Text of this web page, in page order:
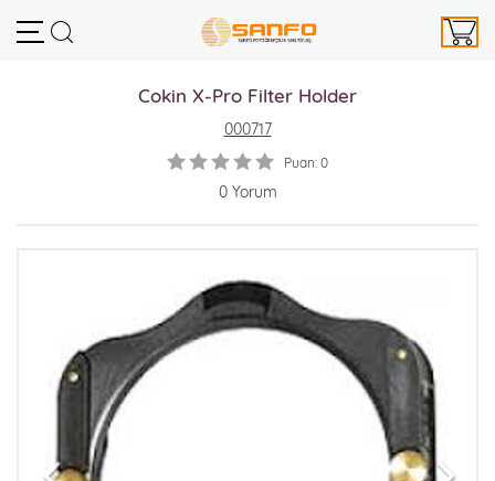
Cokin X-Pro Filter Holder
000717
Puan: 0
0 Yorum